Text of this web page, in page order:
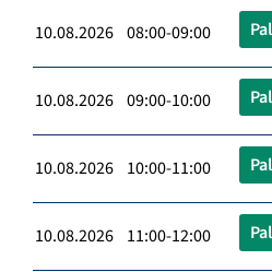
10.08.2026 08:00-09:00
10.08.2026 09:00-10:00
10.08.2026 10:00-11:00
10.08.2026 11:00-12:00